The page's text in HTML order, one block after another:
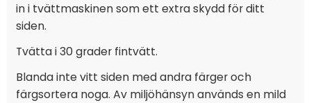
in i tvättmaskinen som ett extra skydd för ditt
siden.
Tvätta i 30 grader fintvätt.
Blanda inte vitt siden med andra färger och
färgsortera noga. Av miljöhänsyn används en mild